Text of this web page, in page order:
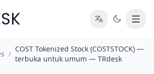
/
COST Tokenized Stock (COSTSTOCK) —
terbuka untuk umum — TRdesk